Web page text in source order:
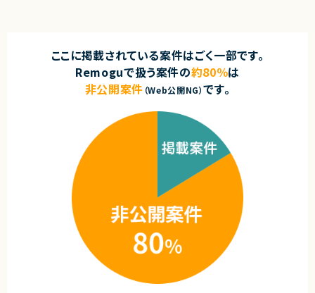
ここに掲載されている案件はごく一部です。
Remoguで扱う案件の約80％は
非公開案件 （Web公開NG）です。